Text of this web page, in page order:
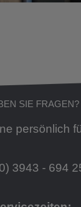
SIE FRAGEN?
persönlich
3943 - 694